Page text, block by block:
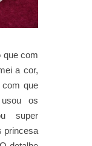
que com
a cor,
que
os
super
princesa